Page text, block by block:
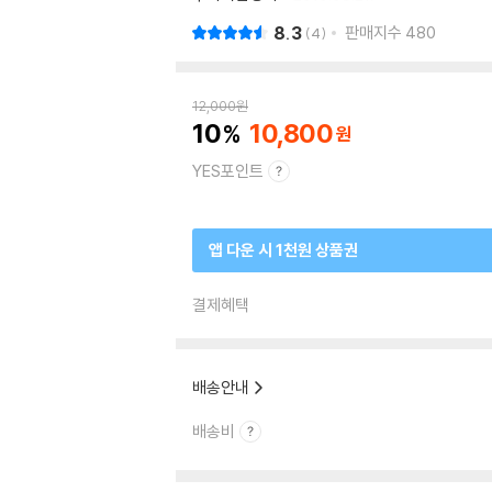
8.3 4 판매지수 480
12,000원
10 10,800
YES포인트
앱 다운 시 1천원 상품권
결제혜택
배송안내
배송비